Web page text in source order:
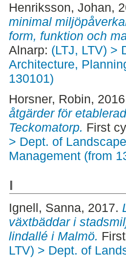
Henriksson, Johan,
minimal
form, funktion och
Alnarp: (LTJ, LTV) >
Architecture,
130101)
Horsner, Robin,
åtgärder för
Teckomatorp. First
> Dept. of
Management (from
I
Ignell, Sanna, 2017.
växtbäddar i
lindallé i Malmö.
LTV) > Dept. of